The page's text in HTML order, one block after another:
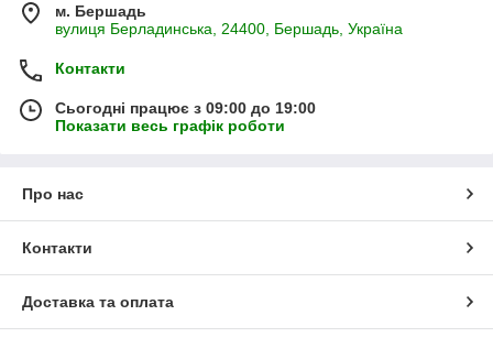
м. Бершадь
вулиця Берладинська, 24400, Бершадь, Україна
Контакти
Сьогодні працює з 09:00 до 19:00
Показати весь графік роботи
Про нас
Контакти
Доставка та оплата